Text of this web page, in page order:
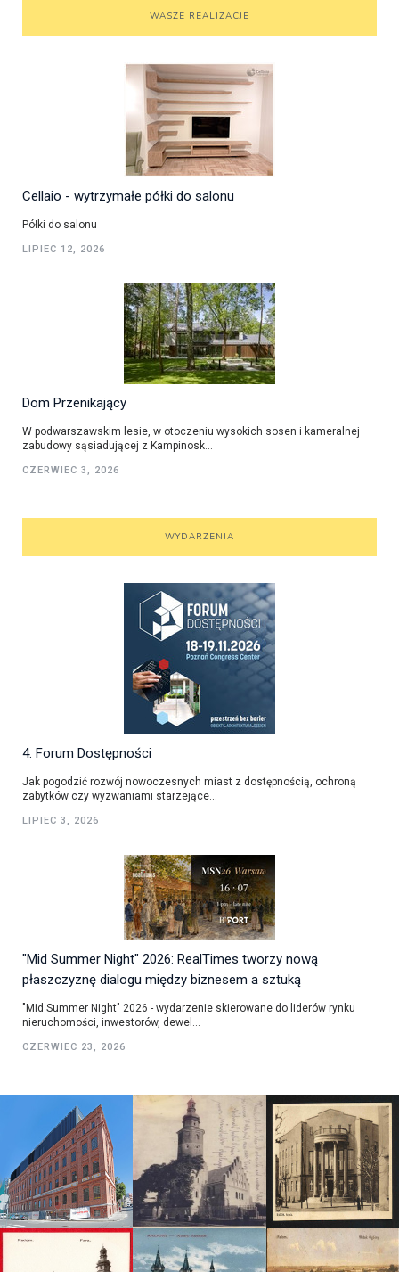
WASZE REALIZACJE
Cellaio - wytrzymałe półki do salonu
Półki do salonu
LIPIEC 12, 2026
Dom Przenikający
W podwarszawskim lesie, w otoczeniu wysokich sosen i kameralnej
zabudowy sąsiadującej z Kampinosk...
CZERWIEC 3, 2026
WYDARZENIA
4. Forum Dostępności
Jak pogodzić rozwój nowoczesnych miast z dostępnością, ochroną
zabytków czy wyzwaniami starzejące...
LIPIEC 3, 2026
"Mid Summer Night" 2026: RealTimes tworzy nową
płaszczyznę dialogu między biznesem a sztuką
"Mid Summer Night" 2026 - wydarzenie skierowane do liderów rynku
nieruchomości, inwestorów, dewel...
CZERWIEC 23, 2026